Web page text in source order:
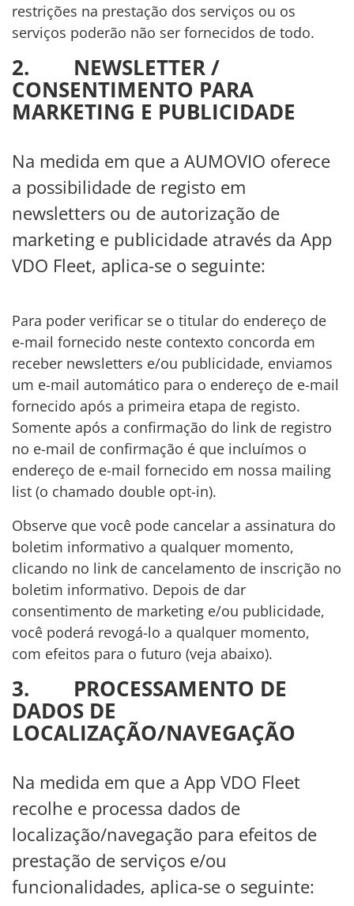
restrições na prestação dos serviços ou os
serviços poderão não ser fornecidos de todo.
2. NEWSLETTER /
CONSENTIMENTO PARA
MARKETING E PUBLICIDADE
Na medida em que a AUMOVIO oferece
a possibilidade de registo em
newsletters ou de autorização de
marketing e publicidade através da App
VDO Fleet, aplica-se o seguinte:
Para poder verificar se o titular do endereço de
e-mail fornecido neste contexto concorda em
receber newsletters e/ou publicidade, enviamos
um e-mail automático para o endereço de e-mail
fornecido após a primeira etapa de registo.
Somente após a confirmação do link de registro
no e-mail de confirmação é que incluímos o
endereço de e-mail fornecido em nossa mailing
list (o chamado double opt-in).
Observe que você pode cancelar a assinatura do
boletim informativo a qualquer momento,
clicando no link de cancelamento de inscrição no
boletim informativo. Depois de dar
consentimento de marketing e/ou publicidade,
você poderá revogá-lo a qualquer momento,
com efeitos para o futuro (veja abaixo).
3. PROCESSAMENTO DE
DADOS DE
LOCALIZAÇÃO/NAVEGAÇÃO
Na medida em que a App VDO Fleet
recolhe e processa dados de
localização/navegação para efeitos de
prestação de serviços e/ou
funcionalidades, aplica-se o seguinte: